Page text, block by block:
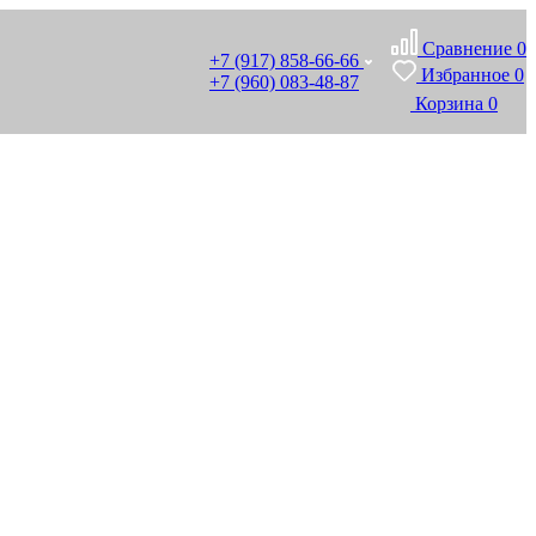
+7 (917) 858-66-66
+7 (960) 083-48-87
Сравнение 0
Избранное 0
Корзина 0